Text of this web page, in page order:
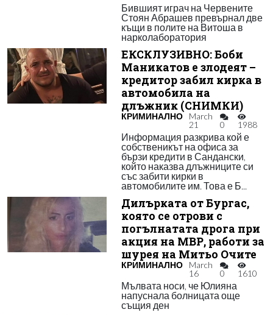
Бившият играч на Червените
Стоян Абрашев превърнал две
къщи в полите на Витоша в
нарколаборатория
ЕКСКЛУЗИВНО: Боби
Маникатов е злодеят –
кредитор забил кирка в
автомобила на
длъжник (СНИМКИ)
КРИМИНАЛНО
March
21
0 1988
Информация разкрива кой е
собственикът на офиса за
бързи кредити в Сандански,
който наказва длъжниците си
със забити кирки в
автомобилите им. Това е Б...
Дилърката от Бургас,
която се отрови с
погълнатата дрога при
акция на МВР, работи за
шурея на Митьо Очите
КРИМИНАЛНО
March
16
0 1610
Мълвата носи, че Юлияна
напуснала болницата още
същия ден